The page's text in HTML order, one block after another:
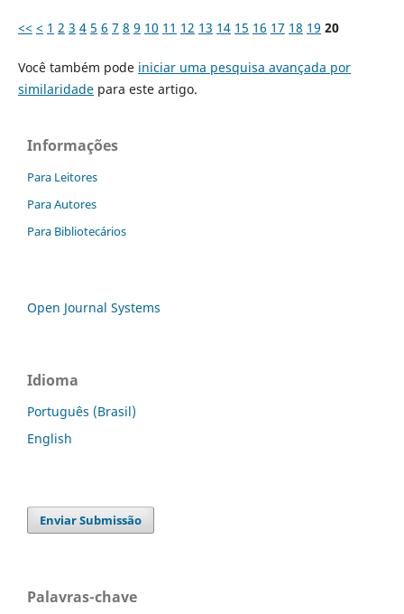
<< < 1 2 3 4 5 6 7 8 9 10 11 12 13 14 15 16 17 18 19 20
Você também pode iniciar uma pesquisa avançada por
similaridadepara este artigo.
Informações
Para Leitores
Para Autores
Para Bibliotecários
Open Journal Systems
Idioma
Português (Brasil)
English
Enviar Submissão
Palavras-chave